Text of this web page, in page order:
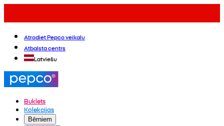
Atrodiet Pepco veikalu
Atbalsta centrs
Latviešu
Buklets
Kolekcijas
Bērniem